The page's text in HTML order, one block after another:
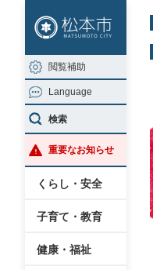
ジ
の
先
頭
で
す
ュ
ー
を
飛
ば
し
閲覧補助
Language
検索
重要なお知らせ
くらし・安全
子育て・教育
健康・福祉